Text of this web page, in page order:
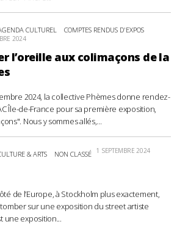
CULTUREL
COMPTES RENDUS D'EXPOS
2024
l’oreille aux colimaçons de la
2024, la collective Phèmes donne rendez-
Île-de-France pour sa première exposition,
Nous y sommes allés,...
& ARTS NON CLASSÉ 1 SEPTEMBRE 2024
de l’Europe, à Stockholm plus exactement,
sur une exposition du street artiste
une exposition...